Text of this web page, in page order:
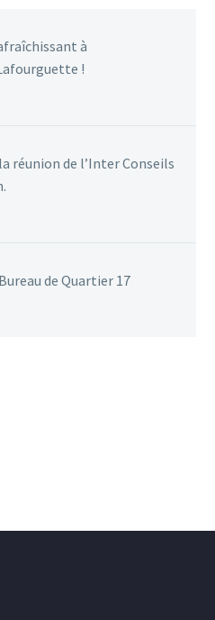
à
!
réunion de l’Inter Conseils
de Quartier 17